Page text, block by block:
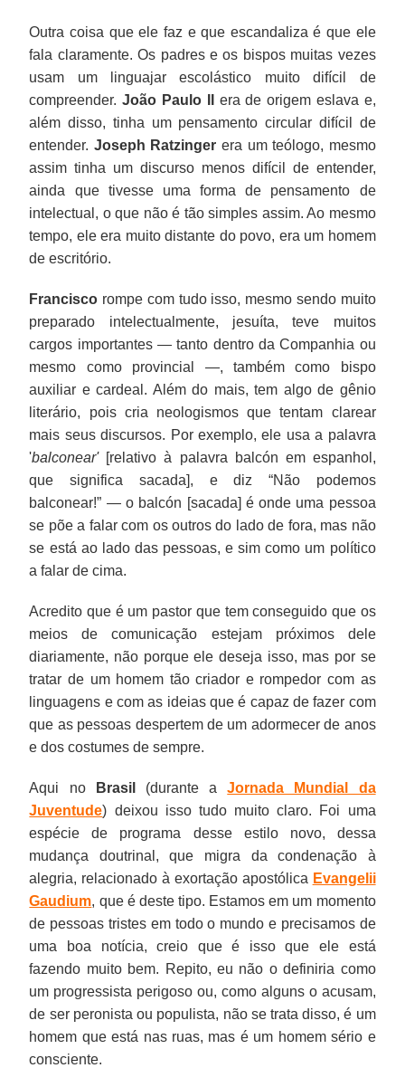
Outra coisa que ele faz e que escandaliza é que ele
fala claramente. Os padres e os bispos muitas vezes
usam um linguajar escolástico muito difícil de
compreender.João Paulo II
era de origem eslava e,
além disso, tinha um pensamento circular difícil de
entender. Joseph Ratzinger era um teólogo, mesmo
assim tinha um discurso menos difícil de entender,
ainda que tivesse uma forma de pensamento de
intelectual, o que não é tão simples assim. Ao mesmo
tempo, ele era muito distante do povo, era um homem
de escritório.
Francisco rompe com tudo isso, mesmo sendo muito
preparado intelectualmente, jesuíta, teve muitos
cargos importantes — tanto dentro da Companhia ou
mesmo como provincial —, também como bispo
auxiliar e cardeal. Além do mais, tem algo de gênio
literário, pois cria neologismos que tentam clarear
mais seus discursos. Por exemplo, ele usa a palavra
'balconear'[relativo à palavra balcón em espanhol,
que significa sacada], e diz “Não podemos
balconear!” — o balcón [sacada] é onde uma pessoa
se põe a falar com os outros do lado de fora, mas não
se está ao lado das pessoas, e sim como um político
a falar de cima.
Acredito que é um pastor que tem conseguido que os
meios de comunicação estejam próximos dele
diariamente, não porque ele deseja isso, mas por se
tratar de um homem tão criador e rompedor com as
linguagens e com as ideias que é capaz de fazer com
que as pessoas despertem de um adormecer de anos
e dos costumes de sempre.
Aqui no Brasil (durante aJornada Mundial da
Juventude) deixou isso tudo muito claro. Foi uma
espécie de programa desse estilo novo, dessa
mudança doutrinal, que migra da condenação à
alegria, relacionado à exortação apostólica Evangelii
Gaudium, que é deste tipo. Estamos em um momento
de pessoas tristes em todo o mundo e precisamos de
uma boa notícia, creio que é isso que ele está
fazendo muito bem. Repito, eu não o definiria como
um progressista perigoso ou, como alguns o acusam,
de ser peronista ou populista, não se trata disso, é um
homem que está nas ruas, mas é um homem sério e
consciente.